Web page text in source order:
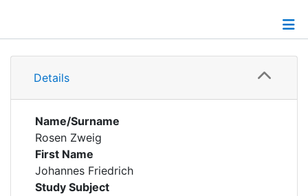
Details
Details
Name/Surname
Rosen Zweig
First Name
Johannes Friedrich
Study Subject